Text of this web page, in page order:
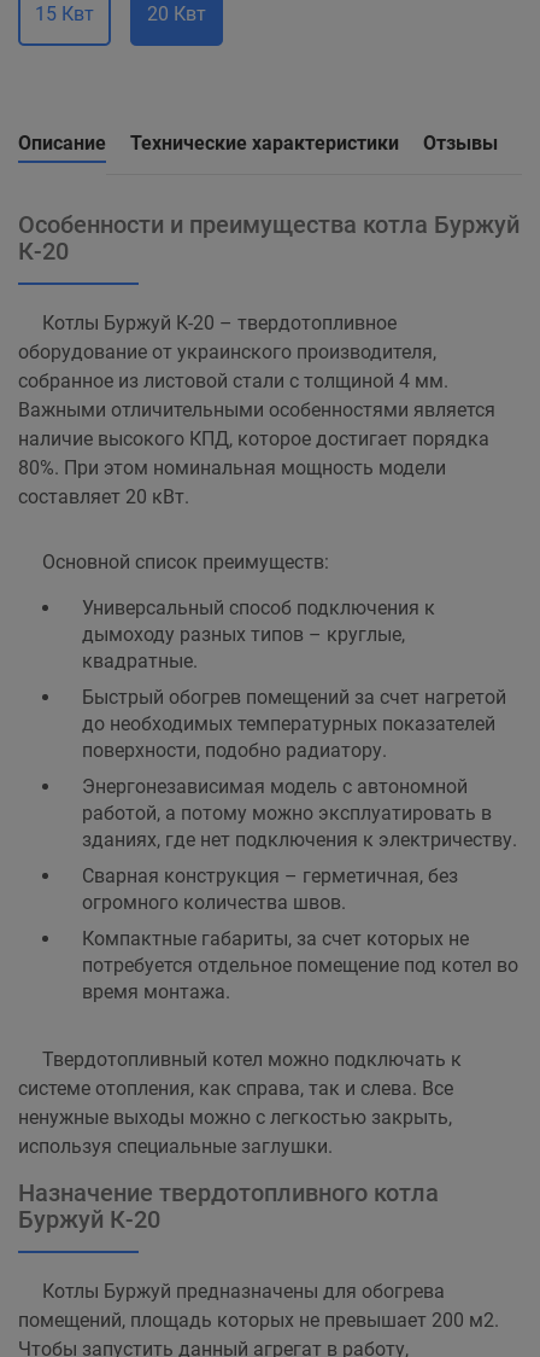
15 Квт 20 Квт
Описание Технические характеристики Отзывы
Особенности и преимущества котла Буржуй
К-20
Котлы Буржуй К-20 – твердотопливное
оборудование от украинского производителя,
собранное из листовой стали с толщиной 4 мм.
Важными отличительными особенностями является
наличие высокого КПД, которое достигает порядка
80%. При этом номинальная мощность модели
составляет 20 кВт.
Основной список преимуществ:
Универсальный способ подключения к
дымоходу разных типов – круглые,
квадратные.
Быстрый обогрев помещений за счет нагретой
до необходимых температурных показателей
поверхности, подобно радиатору.
Энергонезависимая модель с автономной
работой, а потому можно эксплуатировать в
зданиях, где нет подключения к электричеству.
Сварная конструкция – герметичная, без
огромного количества швов.
Компактные габариты, за счет которых не
потребуется отдельное помещение под котел во
время монтажа.
Твердотопливный котел можно подключать к
системе отопления, как справа, так и слева. Все
ненужные выходы можно с легкостью закрыть,
используя специальные заглушки.
Назначение твердотопливного котла
Буржуй К-20
Котлы Буржуй предназначены для обогрева
помещений, площадь которых не превышает 200 м2.
Чтобы запустить данный агрегат в работу,